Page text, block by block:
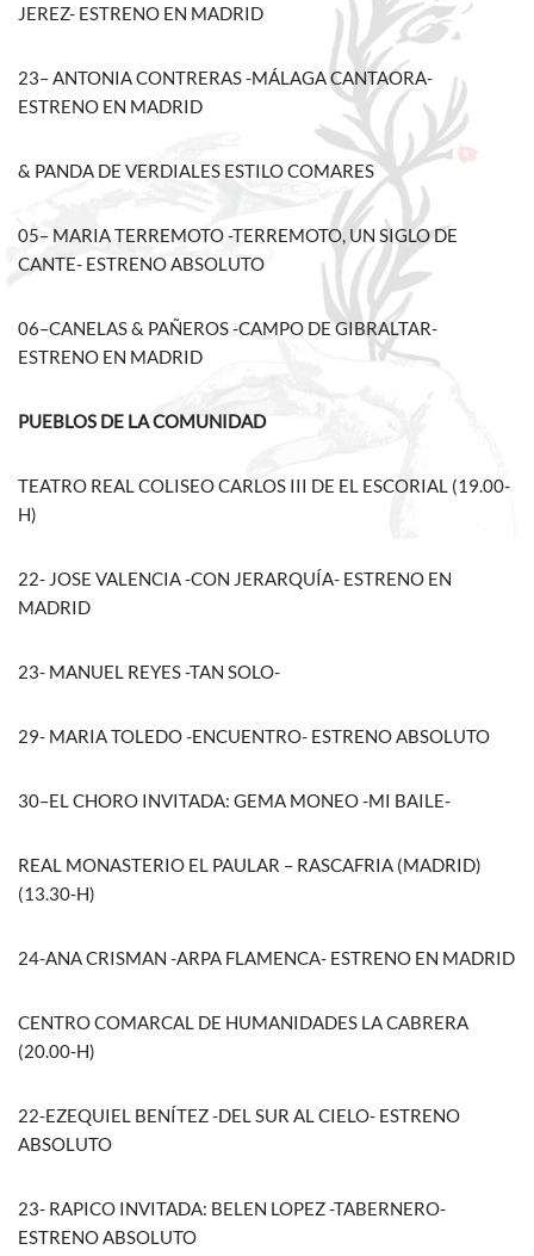
JEREZ- ESTRENO EN MADRID
23– ANTONIA CONTRERAS -MÁLAGA CANTAORA-
ESTRENO EN MADRID
& PANDA DE VERDIALES ESTILO COMARES
05– MARIA TERREMOTO -TERREMOTO, UN SIGLO DE
CANTE- ESTRENO ABSOLUTO
06–CANELAS & PAÑEROS -CAMPO DE GIBRALTAR-
ESTRENO EN MADRID
PUEBLOS DE LA COMUNIDAD
TEATRO REAL COLISEO CARLOS III DE EL ESCORIAL (19.00-
H)
22- JOSE VALENCIA -CON JERARQUÍA- ESTRENO EN
MADRID
23- MANUEL REYES -TAN SOLO-
29- MARIA TOLEDO -ENCUENTRO- ESTRENO ABSOLUTO
30–EL CHORO INVITADA: GEMA MONEO -MI BAILE-
REAL MONASTERIO EL PAULAR – RASCAFRIA (MADRID)
(13.30-H)
24-ANA CRISMAN -ARPA FLAMENCA- ESTRENO EN MADRID
CENTRO COMARCAL DE HUMANIDADES LA CABRERA
(20.00-H)
22-EZEQUIEL BENÍTEZ -DEL SUR AL CIELO- ESTRENO
ABSOLUTO
23- RAPICO INVITADA: BELEN LOPEZ -TABERNERO-
ESTRENO ABSOLUTO